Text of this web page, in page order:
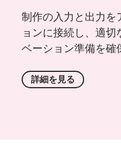
制作の入力と出力を
ョンに接続し、適切
ベーション準備を確
詳細を見る